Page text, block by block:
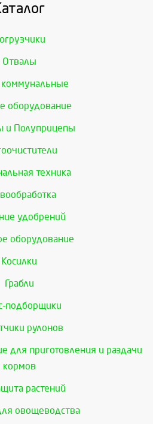
Отвалы
коммунальные
оборудование
и Полуприцепы
техника
удобрений
оборудование
Косилки
Грабли
подборщики
рулонов
для приготовления и раздачи
кормов
растений
овощеводства